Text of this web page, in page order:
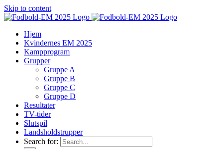
Skip to content
Hjem
Kvindernes EM 2025
Kampprogram
Grupper
Gruppe A
Gruppe B
Gruppe C
Gruppe D
Resultater
TV-tider
Slutspil
Landsholdstrupper
Search for: